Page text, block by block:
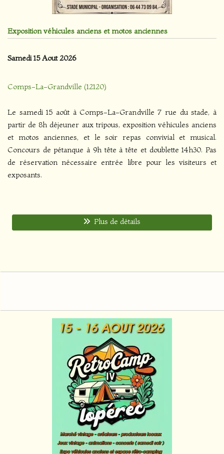
Exposition véhicules anciens et motos anciennes
Samedi 15 Aout 2026
Comps-La-Grandville (12120)
Le samedi 15 août à Comps-La-Grandville 7 rue du stade, à
partir de 8h déjeuner aux tripous, exposition véhicules anciens
et motos anciennes, et le soir repas convivial et musical.
Concours de pétanque à 9h tête à tête et doublette 14h30. Pas
de réservation nécessaire entrée libre pour les visiteurs et
exposants.
Plus de détails